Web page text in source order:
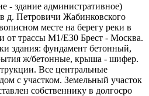
- здание административное)
д. Петровичи Жабинковского
месте на берегу реки в
от трассы М1/E30 Брест - Москва.
здания: фундамент бетонный,
ж/бетонные, крыша - шифер.
Все центральные
с участком. Земельный участок
собственнику в долгосро